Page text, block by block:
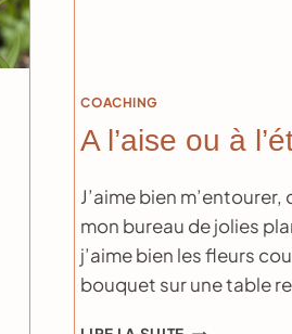
COACHING
A l’aise ou à
J’aime bien
mon bureau de jolies
j’aime bien les fleurs
bouquet sur une table
A